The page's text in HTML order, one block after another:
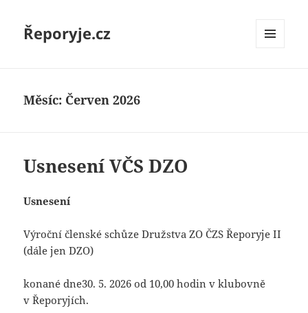
Řeporyje.cz
Měsíc: Červen 2026
Usnesení VČS DZO
Usnesení
Výroční členské schůze Družstva ZO ČZS Řeporyje II
(dále jen DZO)
konané dne30. 5. 2026 od 10,00 hodin v klubovně
v Řeporyjích.